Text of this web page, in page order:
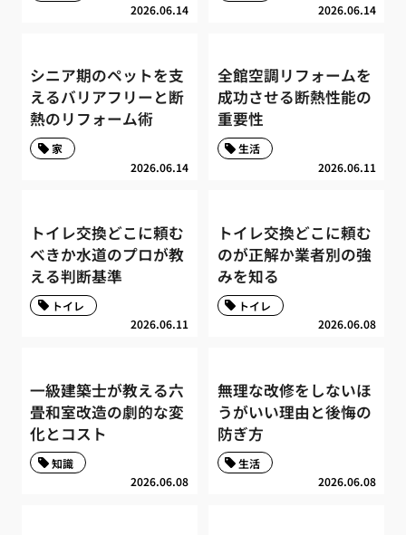
2026.06.14 2026.06.14
シニア期のペットを支
えるバリアフリーと断
熱のリフォーム術
2026.06.14
家
全館空調リフォームを
成功させる断熱性能の
重要性
2026.06.11
生活
トイレ交換どこに頼む
べきか水道のプロが教
える判断基準
2026.06.11
トイレ
トイレ交換どこに頼む
のが正解か業者別の強
みを知る
2026.06.08
トイレ
一級建築士が教える六
畳和室改造の劇的な変
化とコスト
2026.06.08
知識
無理な改修をしないほ
うがいい理由と後悔の
防ぎ方
2026.06.08
生活